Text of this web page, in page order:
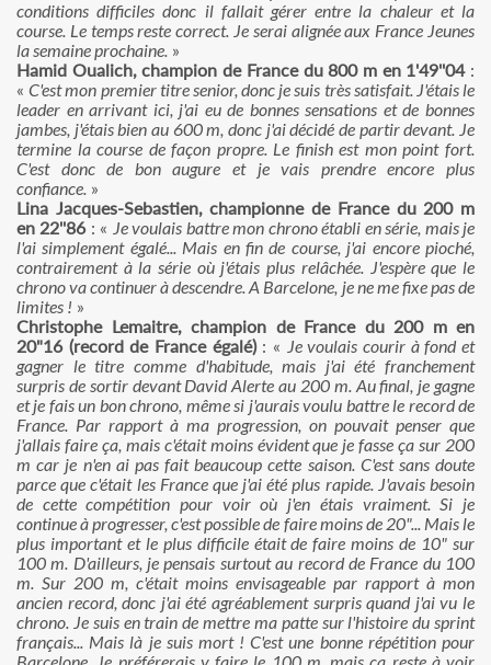
conditions difficiles donc il fallait gérer entre la chaleur et la
course. Le temps reste correct. Je serai alignée aux France Jeunes
la semaine prochaine. »
Hamid Oualich, champion de France du 800 m en 1'49''04:
«C'est mon premier titre senior, donc je suis très satisfait. J'étais le
leader en arrivant ici, j'ai eu de bonnes sensations et de bonnes
jambes, j'étais bien au 600 m, donc j'ai décidé de partir devant. Je
termine la course de façon propre. Le finish est mon point fort.
C'est donc de bon augure et je vais prendre encore plus
confiance. »
Lina Jacques-Sebastien, championne de France du 200 m
en 22''86: « Je voulais battre mon chrono établi en série, mais je
l'ai simplement égalé... Mais en fin de course, j'ai encore pioché,
contrairement à la série où j'étais plus relâchée. J'espère que le
chrono va continuer à descendre. A Barcelone, je ne me fixe pas de
limites ! »
Christophe Lemaitre, champion de France du 200 m en
20"16 (record de France égalé): « Je voulais courir à fond et
gagner le titre comme d'habitude, mais j'ai été franchement
surpris de sortir devant David Alerte au 200 m. Au final, je gagne
et je fais un bon chrono, même si j'aurais voulu battre le record de
France. Par rapport à ma progression, on pouvait penser que
j'allais faire ça, mais c'était moins évident que je fasse ça sur 200
m car je n'en ai pas fait beaucoup cette saison. C'est sans doute
parce que c'était les France que j'ai été plus rapide. J'avais besoin
de cette compétition pour voir où j'en étais vraiment. Si je
continue à progresser, c'est possible de faire moins de 20"... Mais le
plus important et le plus difficile était de faire moins de 10" sur
100 m. D'ailleurs, je pensais surtout au record de France du 100
m. Sur 200 m, c'était moins envisageable par rapport à mon
ancien record, donc j'ai été agréablement surpris quand j'ai vu le
chrono. Je suis en train de mettre ma patte sur l'histoire du sprint
français... Mais là je suis mort ! C'est une bonne répétition pour